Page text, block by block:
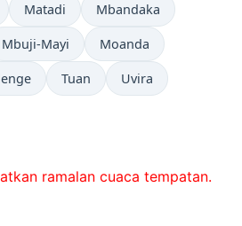
Matadi Mbandaka
Mbuji-Mayi Moanda
Tuan Uvira
ramalan cuaca tempatan.